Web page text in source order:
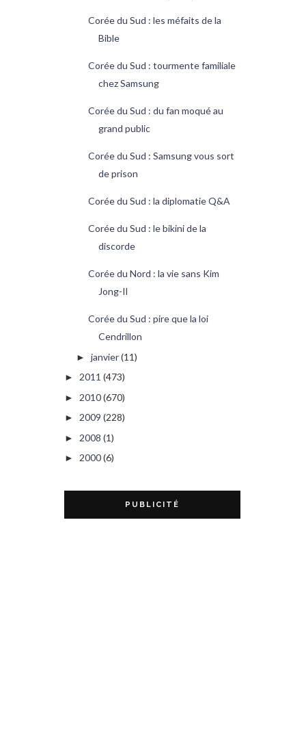
Corée du Sud : les méfaits de la
Bible
Corée du Sud : tourmente familiale
chez Samsung
Corée du Sud : du fan moqué au
grand public
Corée du Sud : Samsung vous sort
de prison
Corée du Sud : la diplomatie Q&A
Corée du Sud : le bikini de la
discorde
Corée du Nord : la vie sans Kim
Jong-Il
Corée du Sud : pire que la loi
Cendrillon
► janvier(11)
► 2011 (473)
► 2010(670)
► 2009 (228)
► 2008 (1)
► 2000(6)
PUBLICITÉ